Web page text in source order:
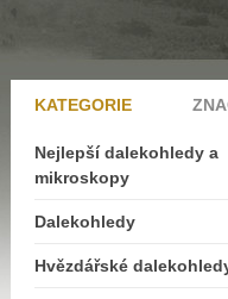
KATEGORIE
Nejlepší dalekohledy a
mikroskopy
Dalekohledy
Hvězdářské